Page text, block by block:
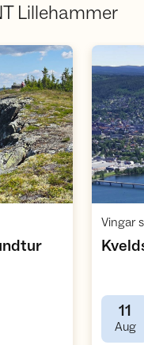
Lillehammer
11
Aug,